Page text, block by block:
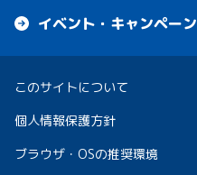
イベント・キャンペーン
このサイトについて
個人情報保護方針
ブラウザ・OSの推奨環境